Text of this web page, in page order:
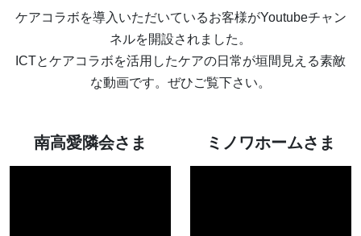
ケアコラボを導入いただいているお客様がYoutubeチャン
ネルを開設されました。
ICTとケアコラボを活用したケアの日常が垣間見える素敵
な動画です。ぜひご覧下さい。
南高愛隣会さま ミノワホームさま